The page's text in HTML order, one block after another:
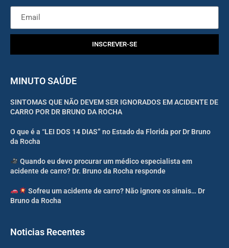
INSCREVER-SE
MINUTO SAÚDE
SINTOMAS QUE NÃO DEVEM SER IGNORADOS EM ACIDENTE DE
CARRO POR DR BRUNO DA ROCHA
O que é a “LEI DOS 14 DIAS” no Estado da Florida por Dr Bruno
da Rocha
Quando eu devo procurar um médico especialista em
acidente de carro? Dr. Bruno da Rocha responde
Sofreu um acidente de carro? Não ignore os sinais… Dr
Bruno da Rocha
Noticias Recentes